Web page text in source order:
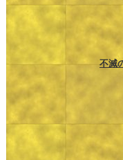
不滅